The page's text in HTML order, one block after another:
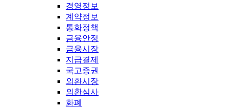
경영정보
계약정보
통화정책
금융안정
금융시장
지급결제
국고증권
외환시장
외환심사
화폐